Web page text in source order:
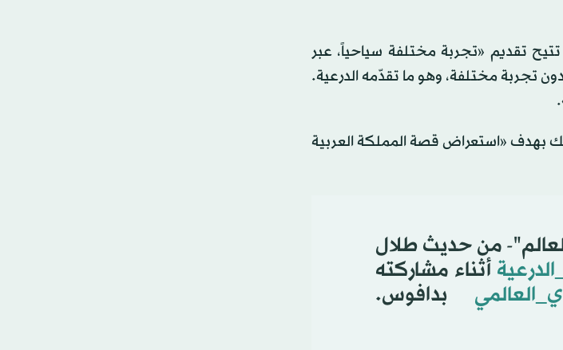
تقديم «تجربة مختلفة سياحياً، عبر
تجربة مختلفة، وهو ما تقدّمه الدرعية.
بهدف «استعراض قصة المملكة العربية
من حديث طلال
أثناء مشاركته
بدافوس.